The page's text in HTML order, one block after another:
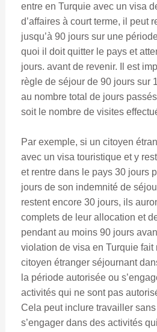
entre en Turquie avec un visa
d’affaires à court terme, il peut
jusqu’à 90 jours sur une
quoi il doit quitter le pays et
jours. avant de revenir. Il est
règle de séjour de 90 jours sur
au nombre total de jours
soit le nombre de visites
Par exemple, si un citoyen
avec un visa touristique et y
et rentre dans le pays 30 jours
jours de son indemnité de
restent encore 30 jours, ils
complets de leur allocation et
pendant au moins 90 jours
violation de visa en Turquie fait
citoyen étranger séjournant
la période autorisée ou
activités qui ne sont pas
Cela peut inclure travailler
s’engager dans des activités